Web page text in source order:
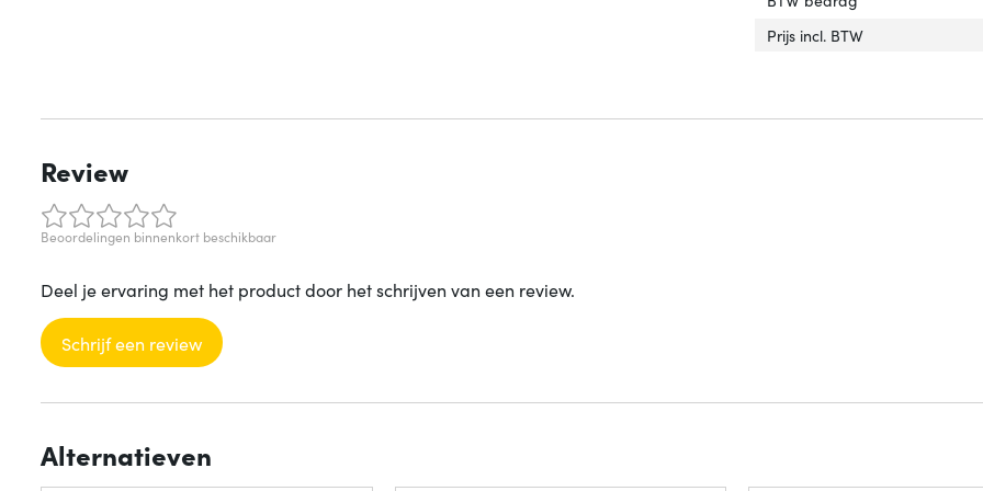
Prijs incl. BTW
Review
Beoordelingen binnenkort beschikbaar
Deel je ervaring met het product door het schrijven van een review.
Schrijf een review
Alternatieven